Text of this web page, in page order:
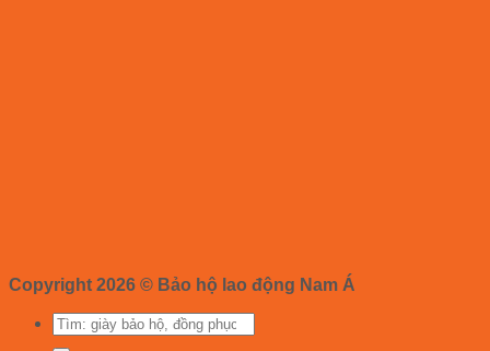
Copyright 2026 © Bảo hộ lao động Nam Á
Tìm
kiếm: